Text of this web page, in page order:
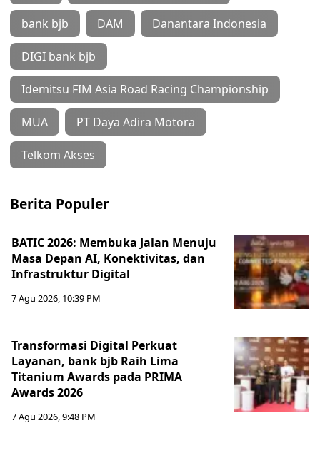
bank bjb DAM Danantara Indonesia
DIGI bank bjb
Idemitsu FIM Asia Road Racing Championship
MUA PT Daya Adira Motora
Telkom Akses
Berita Populer
BATIC 2026: Membuka Jalan Menuju
Masa Depan AI, Konektivitas, dan
Infrastruktur Digital
7 Agu 2026, 10:39 PM
Transformasi Digital Perkuat
Layanan, bank bjb Raih Lima
Titanium Awards pada PRIMA
Awards 2026
7 Agu 2026, 9:48 PM